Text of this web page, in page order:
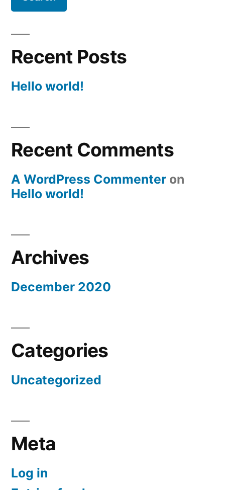
Recent Posts
Hello world!
Recent Comments
A WordPress Commenter on
Hello world!
Archives
December 2020
Categories
Uncategorized
Meta
Log in